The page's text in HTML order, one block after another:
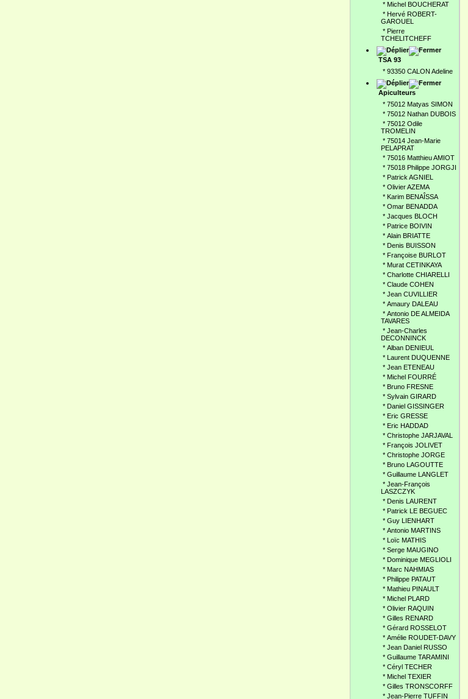
* Michel BOUCHERAT
* Hervé ROBERT-
GAROUEL
* Pierre
TCHELITCHEFF
TSA 93
* 93350 CALON Adeline
Apiculteurs
* 75012 Matyas SIMON
* 75012 Nathan DUBOIS
* 75012 Odile
TROMELIN
* 75014 Jean-Marie
PELAPRAT
* 75016 Matthieu AMIOT
* 75018 Philippe JORGJI
* Patrick AGNIEL
* Olivier AZEMA
* Karim BENAÎSSA
* Omar BENADDA
* Jacques BLOCH
* Patrice BOIVIN
* Alain BRIATTE
* Denis BUISSON
* Françoise BURLOT
* Murat CETINKAYA
* Charlotte CHIARELLI
* Claude COHEN
* Jean CUVILLIER
* Amaury DALEAU
* Antonio DE ALMEIDA
TAVARES
* Jean-Charles
DECONNINCK
* Alban DENIEUL
* Laurent DUQUENNE
* Jean ETENEAU
* Michel FOURRÉ
* Bruno FRESNE
* Sylvain GIRARD
* Daniel GISSINGER
* Eric GRESSE
* Eric HADDAD
* Christophe JARJAVAL
* François JOLIVET
* Christophe JORGE
* Bruno LAGOUTTE
* Guillaume LANGLET
* Jean-François
LASZCZYK
* Denis LAURENT
* Patrick LE BEGUEC
* Guy LIENHART
* Antonio MARTINS
* Loïc MATHIS
* Serge MAUGINO
* Dominique MEGLIOLI
* Marc NAHMIAS
* Philippe PATAUT
* Mathieu PINAULT
* Michel PLARD
* Olivier RAQUIN
* Gilles RENARD
* Gérard ROSSELOT
* Amélie ROUDET-DAVY
* Jean Daniel RUSSO
* Guillaume TARAMINI
* Céryl TECHER
* Michel TEXIER
* Gilles TRONSCORFF
* Jean-Pierre TUFFIN